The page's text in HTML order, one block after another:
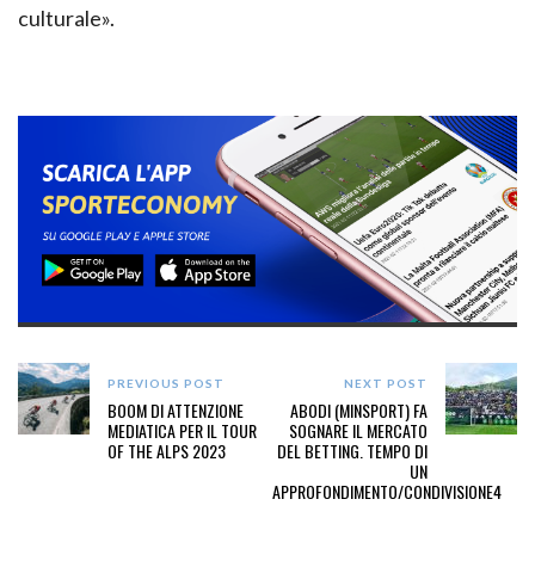
culturale».
PREVIOUS POST
BOOM DI ATTENZIONE
MEDIATICA PER IL TOUR
OF THE ALPS 2023
NEXT POST
ABODI (MINSPORT) FA
SOGNARE IL MERCATO
DEL BETTING. TEMPO DI
UN
APPROFONDIMENTO/CONDIVISIONE4